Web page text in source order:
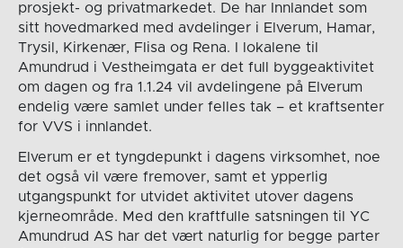
prosjekt- og privatmarkedet. De har Innlandet som
sitt hovedmarked med avdelinger i Elverum, Hamar,
Trysil, Kirkenær, Flisa og Rena. I lokalene til
Amundrud i Vestheimgata er det full byggeaktivitet
om dagen og fra 1.1.24 vil avdelingene på Elverum
endelig være samlet under felles tak – et kraftsenter
for VVS i innlandet.
Elverum er et tyngdepunkt i dagens virksomhet, noe
det også vil være fremover, samt et ypperlig
utgangspunkt for utvidet aktivitet utover dagens
kjerneområde. Med den kraftfulle satsningen til YC
Amundrud AS har det vært naturlig for begge parter